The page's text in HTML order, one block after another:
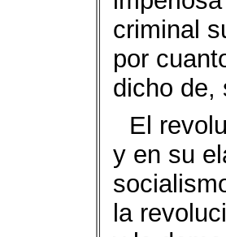
criminal
por
dicho de,
El
y en su
la